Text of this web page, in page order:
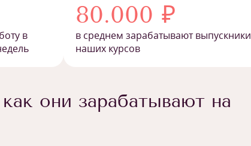
в
80.000 ₽
в среднем зарабатывают выпускники
наших курсов
они зарабатывают на